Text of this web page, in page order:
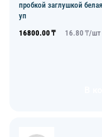
пробкой заглушкой
уп
16800.00 ₸ 16.80 ₸/шт